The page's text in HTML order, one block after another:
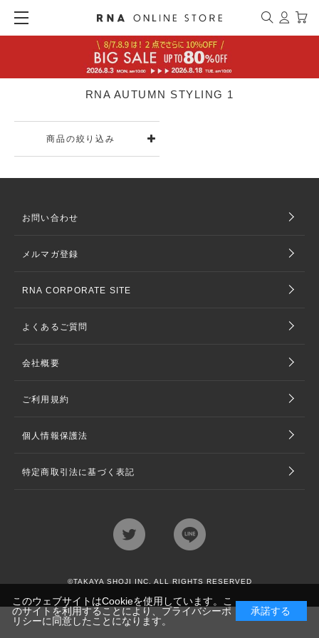
RNA AUTUMN STYLING 1
商品の絞り込み
お問い合わせ
メルマガ登録
RNA CORPORATE SITE
よくあるご質問
会社概要
ご利用規約
個人情報保護法
特定商取引法に基づく表記
©TAKAYA SHOJI INC. ALL RIGHTS RESERVED
このウェブサイトはCookieを使用しています。こ
のサイトを利用することにより、 プライバシーポ
リシーに同意したことになります。
承諾する